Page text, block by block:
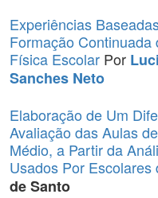
Experiências
Formação
Física Escolar Por
Sanches Neto
Elaboração de Um
Avaliação das Aulas
Médio, a Partir da
Usados Por Escolares
de Santo